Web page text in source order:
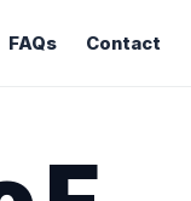
FAQs Contact